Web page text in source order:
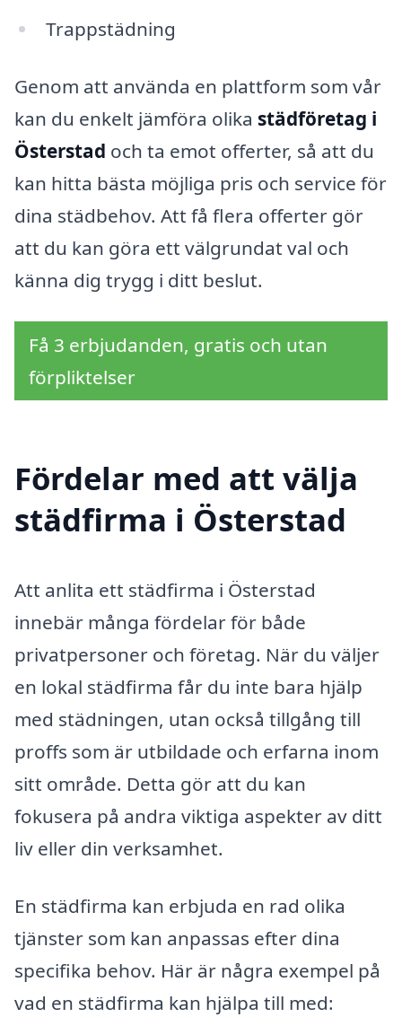
Trappstädning
Genom att använda en plattform som vår
kan du enkelt jämföra olika städföretag i
Österstad och ta emot offerter, så att du
kan hitta bästa möjliga pris och service för
dina städbehov. Att få flera offerter gör
att du kan göra ett välgrundat val och
känna dig trygg i ditt beslut.
Få 3 erbjudanden, gratis och utan
förpliktelser
Fördelar med att välja
städfirma i Österstad
Att anlita ett städfirma i Österstad
innebär många fördelar för både
privatpersoner och företag. När du väljer
en lokal städfirma får du inte bara hjälp
med städningen, utan också tillgång till
proffs som är utbildade och erfarna inom
sitt område. Detta gör att du kan
fokusera på andra viktiga aspekter av ditt
liv eller din verksamhet.
En städfirma kan erbjuda en rad olika
tjänster som kan anpassas efter dina
specifika behov. Här är några exempel på
vad en städfirma kan hjälpa till med: